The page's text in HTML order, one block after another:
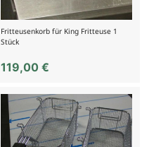
Fritteusenkorb für King Fritteuse 1
Stück
119,00€